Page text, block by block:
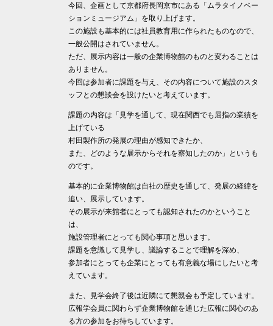
今回、企画として京都府長岡京市にある「ムラタイノベー
ションミュージアム」を取り上げます。
この施設も基本的には社員教育用に作られたものなので、
一般公開はされていません。
ただ、展示内容は一般の企業博物館のものと変わることは
ありません。
今回は参加者に課題を与え、その内容について施設のスタ
ッフとの懇談会を設けたいと考えています。
課題の内容は「見学を通して、現在関西でも屈指の業績を
上げている
村田製作所の発展の理由が感知できたか、
また、どのような展示からそれを察知したのか」というも
のです。
基本的に企業博物館は自社の歴史を通して、発展の経緯を
追い、展示しています。
その展示が来館者にとっても認知されたのかということ
は、
施設管理者にとっても関心事項と思います。
課題を意識して見学し、議論することで理解を深め、
参加者にとっても企業にとっても有意義な場にしたいと考
えています。
また、見学会終了後は近隣にて懇親会も予定しています。
広報学会員に関わらず企業博物館を通じた広報に関心のあ
る方の参加をお待ちしています。